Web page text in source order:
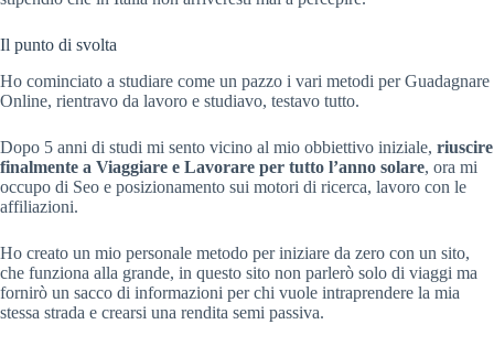
Il punto di svolta
Ho cominciato a studiare come un pazzo i vari metodi per Guadagnare
Online, rientravo da lavoro e studiavo, testavo tutto.
Dopo 5 anni di studi mi sento vicino al mio obbiettivo iniziale, riuscire
finalmente a Viaggiare e Lavorare per tutto l’anno solare, ora mi
occupo di Seo e posizionamento sui motori di ricerca, lavoro con le
affiliazioni.
Ho creato un mio personale metodo per iniziare da zero con un sito,
che funziona alla grande, in questo sito non parlerò solo di viaggi ma
fornirò un sacco di informazioni per chi vuole intraprendere la mia
stessa strada e crearsi una rendita semi passiva.